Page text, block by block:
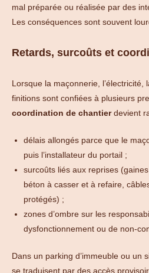
mal préparée ou réalisée par des
Les conséquences sont souvent
Retards, surcoûts et
Lorsque la maçonnerie, l’électricité,
finitions sont confiées à plusieurs
coordination de chantierdevient
délais allongés parce que le
puis l’installateur du portail ;
surcoûts liés aux reprises
béton à casser et à refaire,
protégés) ;
zones d’ombre sur les
dysfonctionnement ou de non-
Dans un parking d’immeuble ou un
se traduisent par des accès